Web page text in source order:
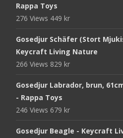
Rappa Toys
276 Views 449 kr
Gosedjur Schäfer (Stort
Keycraft Living Nature
266 Views 829 kr
Gosedjur Labrador, brun,
- Rappa Toys
246 Views 679 kr
Gosedjur Beagle - Keycraft